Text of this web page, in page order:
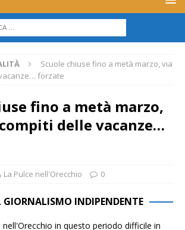
Scuole chiuse fino a metà marzo, via
forzate
fino a metà marzo,
delle vacanze…
La Pulce nell'Orecchio 0
INDIPENDENTE
nell'Orecchio in questo periodo difficile in